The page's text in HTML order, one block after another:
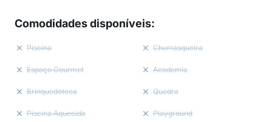
Comodidades disponíveis:
Piscina Churrasqueira
Espaço Gourmet Academia
Brinquedoteca Quadra
Piscina Aquecida Playground